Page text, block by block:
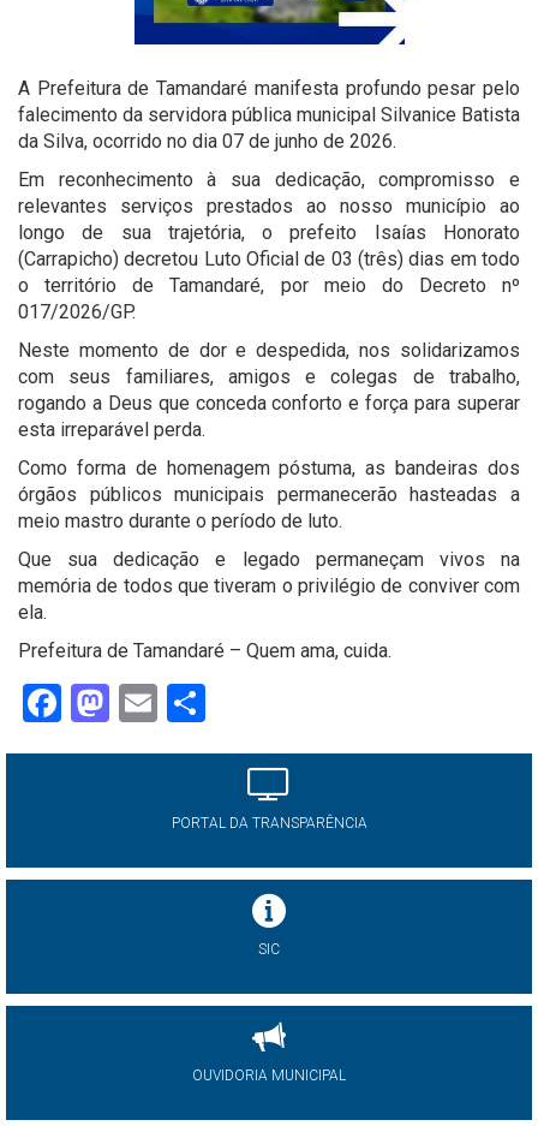
A Prefeitura de Tamandaré manifesta profundo pesar pelo
falecimento da servidora pública municipal Silvanice Batista
da Silva, ocorrido no dia 07 de junho de 2026.
Em reconhecimento à sua dedicação, compromisso e
relevantes serviços prestados ao nosso município ao
longo de sua trajetória, o prefeito Isaías Honorato
(Carrapicho) decretou Luto Oficial de 03 (três) dias em todo
o território de Tamandaré, por meio do Decreto nº
017/2026/GP.
Neste momento de dor e despedida, nos solidarizamos
com seus familiares, amigos e colegas de trabalho,
rogando a Deus que conceda conforto e força para superar
esta irreparável perda.
Como forma de homenagem póstuma, as bandeiras dos
órgãos públicos municipais permanecerão hasteadas a
meio mastro durante o período de luto.
Que sua dedicação e legado permaneçam vivos na
memória de todos que tiveram o privilégio de conviver com
ela.
Prefeitura de Tamandaré – Quem ama, cuida.
Facebook
Mastodon
Email
PORTAL DA TRANSPARÊNCIA
SIC
OUVIDORIA MUNICIPAL